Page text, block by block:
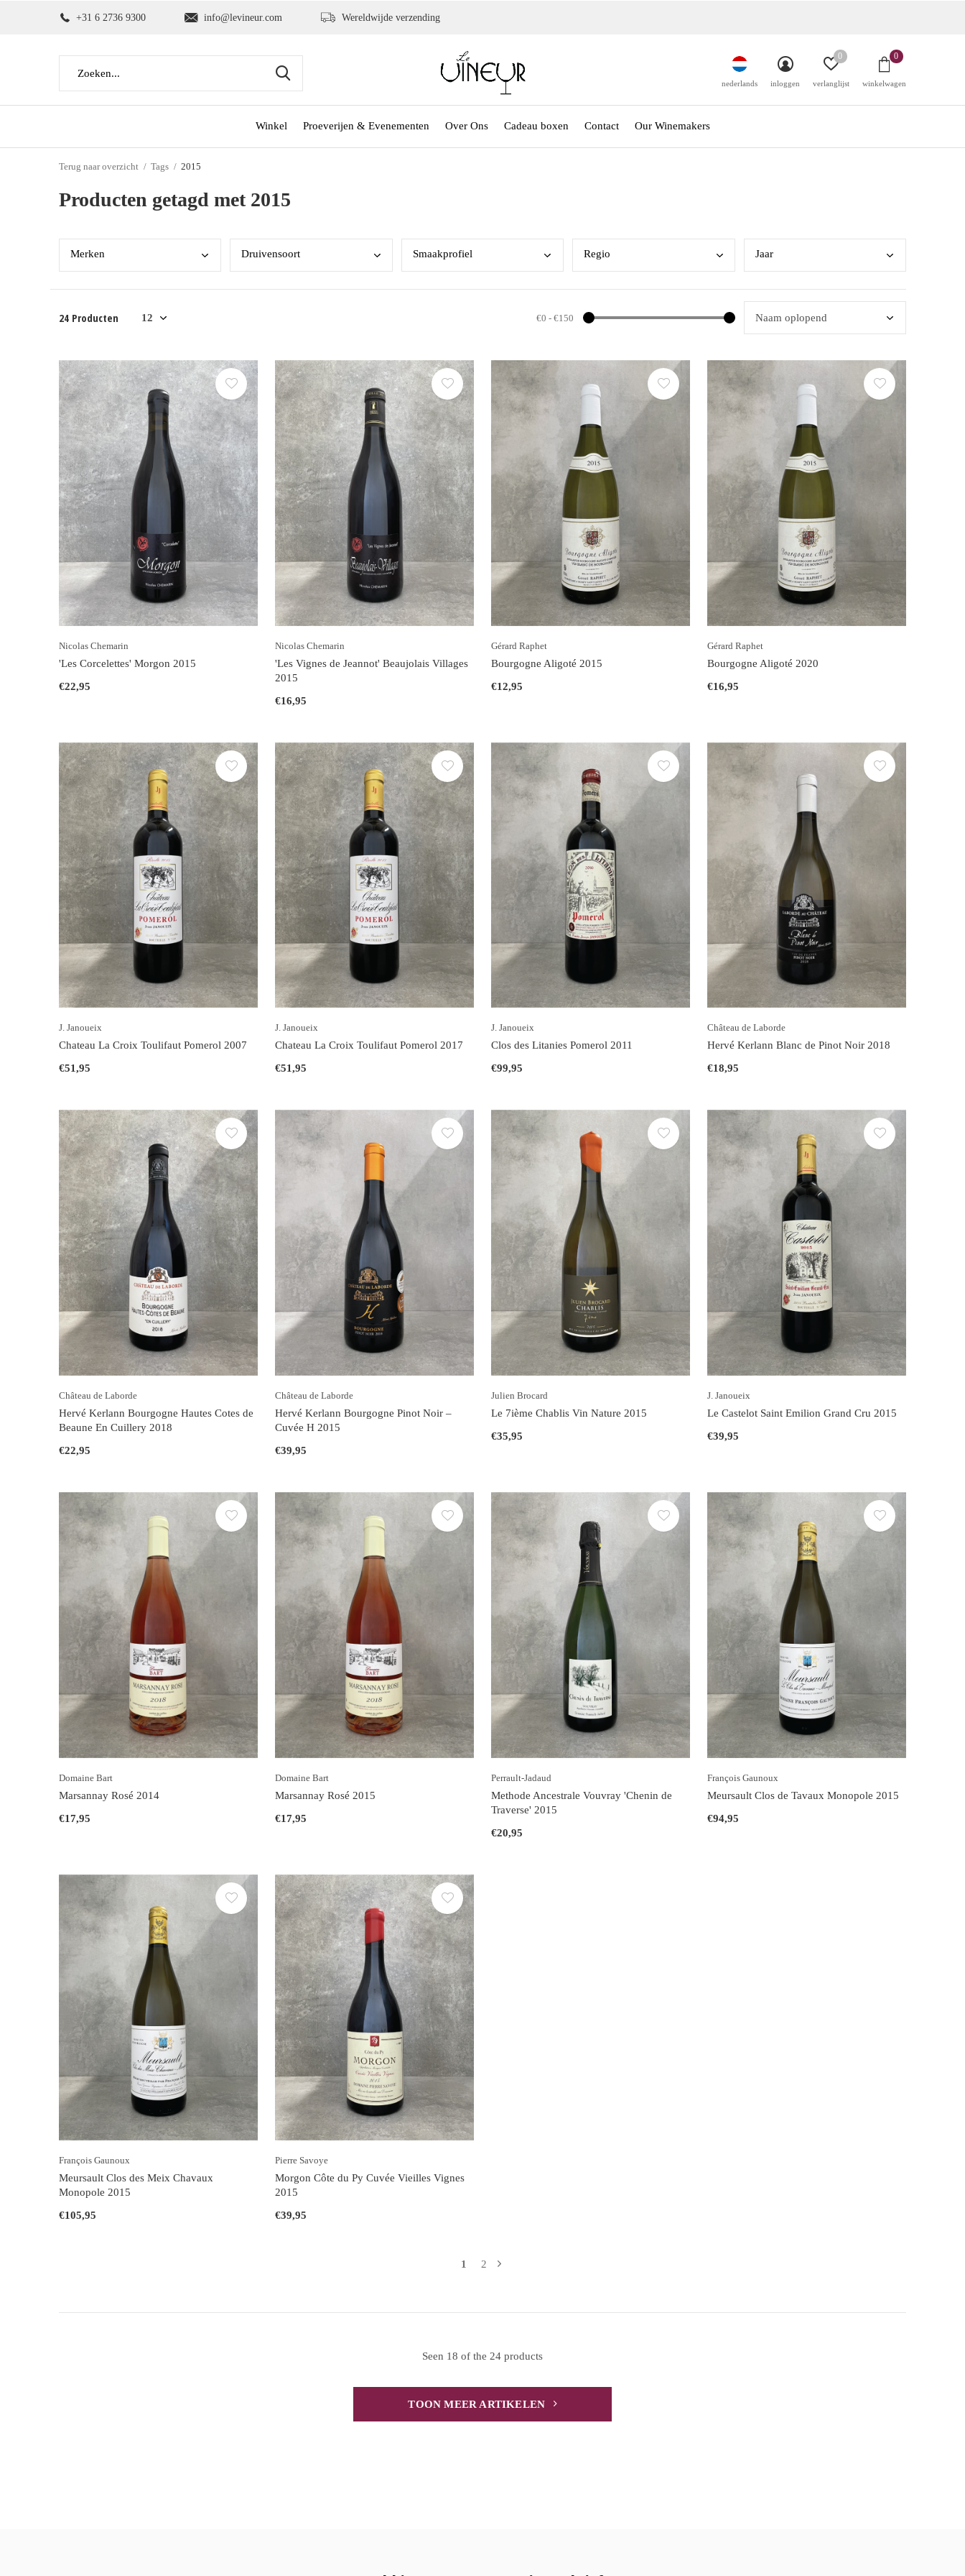
Winkel Proeverijen & Evenementen Over Ons Cadeau boxen Contact Our Winemakers
nederlands inloggen verlanglijst
0
winkelwagen
0
+31 6 2736 9300 info@levineur.com Wereldwijde verzending
Terug naar overzicht Tags 2015
Producten getagd met 2015
Merken Druivensoort Smaakprofiel Regio Jaar
24 Producten €0 - €150
Nicolas Chemarin
'Les Corcelettes' Morgon 2015
€22,95
Nicolas Chemarin
'Les Vignes de Jeannot' Beaujolais Villages
2015
€16,95
Gérard Raphet
Bourgogne Aligoté 2015
€12,95
Gérard Raphet
Bourgogne Aligoté 2020
€16,95
J. Janoueix
Chateau La Croix Toulifaut Pomerol 2007
€51,95
J. Janoueix
Chateau La Croix Toulifaut Pomerol 2017
€51,95
J. Janoueix
Clos des Litanies Pomerol 2011
€99,95
Château de Laborde
Hervé Kerlann Blanc de Pinot Noir 2018
€18,95
Château de Laborde
Hervé Kerlann Bourgogne Hautes Cotes de
Beaune En Cuillery 2018
€22,95
Château de Laborde
Hervé Kerlann Bourgogne Pinot Noir –
Cuvée H 2015
€39,95
Julien Brocard
Le 7ième Chablis Vin Nature 2015
€35,95
J. Janoueix
Le Castelot Saint Emilion Grand Cru 2015
€39,95
Domaine Bart
Marsannay Rosé 2014
€17,95
Domaine Bart
Marsannay Rosé 2015
€17,95
Perrault-Jadaud
Methode Ancestrale Vouvray 'Chenin de
Traverse' 2015
€20,95
François Gaunoux
Meursault Clos de Tavaux Monopole 2015
€94,95
François Gaunoux
Meursault Clos des Meix Chavaux
Monopole 2015
€105,95
Pierre Savoye
Morgon Côte du Py Cuvée Vieilles Vignes
2015
€39,95
1 2
Seen 18 of the 24 products
TOON MEER ARTIKELEN